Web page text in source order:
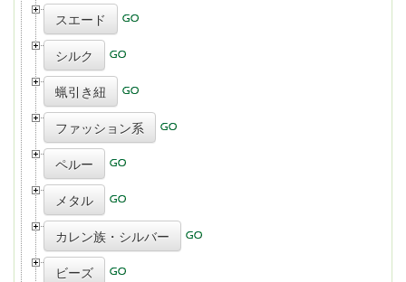
スエード
シルク
蝋引き紐
ファッション系
ペルー
メタル
カレン族・シルバー
ビーズ